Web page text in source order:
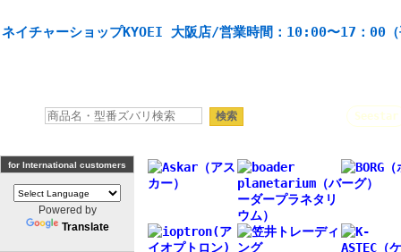
ネイチャーショップKYOEI 大阪店/営業時間：10:00〜17：00（
Seestar
for International customers
Powered by
Translate